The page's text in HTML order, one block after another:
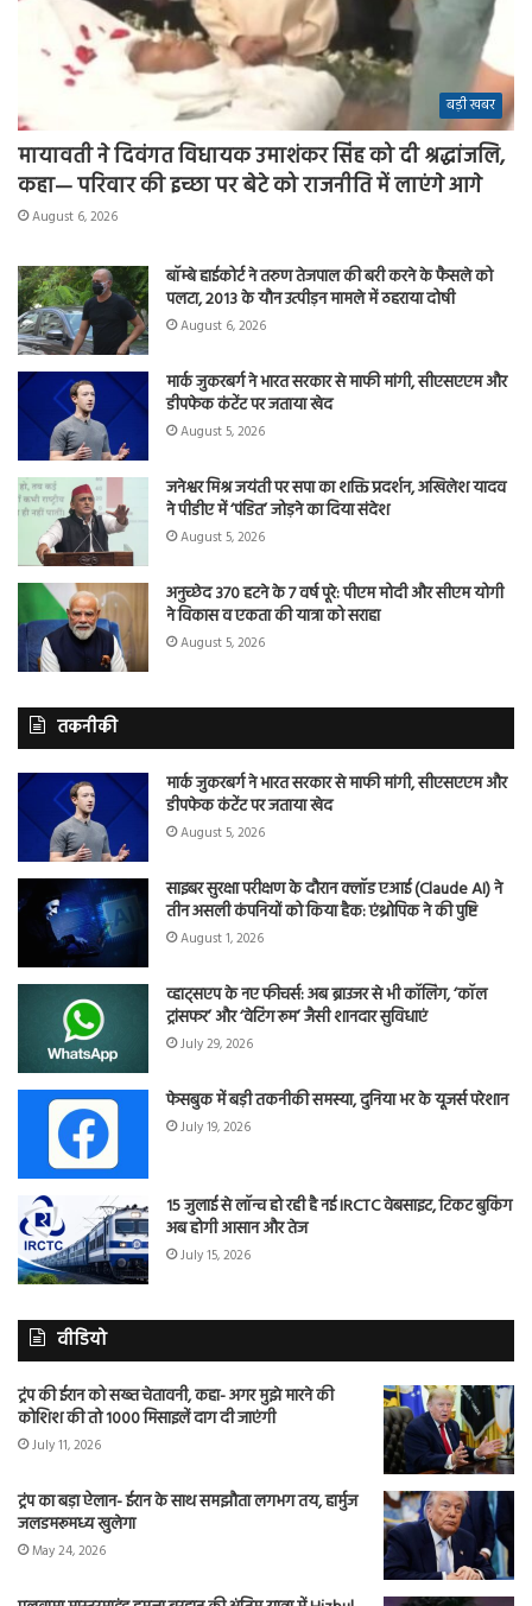
बड़ी खबर
मायावती ने दिवंगत विधायक उमाशंकर सिंह को दी श्रद्धांजलि,
कहा— परिवार की इच्छा पर बेटे को राजनीति में लाएंगे आगे
August 6, 2026
बॉम्बे हाईकोर्ट ने तरुण तेजपाल की बरी करने के फैसले को
पलटा, 2013 के यौन उत्पीड़न मामले में ठहराया दोषी
August 6, 2026
मार्क जुकरबर्ग ने भारत सरकार से माफी मांगी, सीएसएएम और
डीपफेक कंटेंट पर जताया खेद
August 5, 2026
जनेश्वर मिश्र जयंती पर सपा का शक्ति प्रदर्शन, अखिलेश यादव
ने पीडीए में ‘पंडित’ जोड़ने का दिया संदेश
August 5, 2026
अनुच्छेद 370 हटने के 7 वर्ष पूरे: पीएम मोदी और सीएम योगी
ने विकास व एकता की यात्रा को सराहा
August 5, 2026
तकनीकी
मार्क जुकरबर्ग ने भारत सरकार से माफी मांगी, सीएसएएम और
डीपफेक कंटेंट पर जताया खेद
August 5, 2026
साइबर सुरक्षा परीक्षण के दौरान क्लॉड एआई (Claude AI) ने
तीन असली कंपनियों को किया हैक: एंथ्रोपिक ने की पुष्टि
August 1, 2026
व्हाट्सएप के नए फीचर्स: अब ब्राउजर से भी कॉलिंग, ‘कॉल
ट्रांसफर’ और ‘वेटिंग रूम’ जैसी शानदार सुविधाएं
July 29, 2026
फेसबुक में बड़ी तकनीकी समस्या, दुनिया भर के यूजर्स परेशान
July 19, 2026
15 जुलाई से लॉन्च हो रही है नई IRCTC वेबसाइट, टिकट बुकिंग
अब होगी आसान और तेज
July 15, 2026
वीडियो
ट्रंप की ईरान को सख्त चेतावनी, कहा- अगर मुझे मारने की
कोशिश की तो 1000 मिसाइलें दाग दी जाएंगी
July 11, 2026
ट्रंप का बड़ा ऐलान- ईरान के साथ समझौता लगभग तय, हार्मुज
जलडमरूमध्य खुलेगा
May 24, 2026